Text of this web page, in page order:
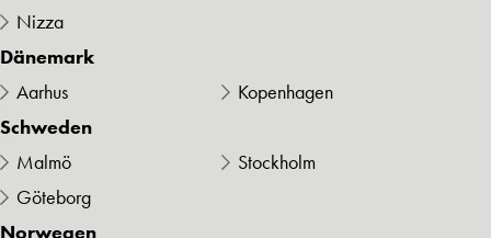
Nizza
Dänemark
Aarhus
Kopenhagen
Schweden
Malmö
Stockholm
Göteborg
Norwegen